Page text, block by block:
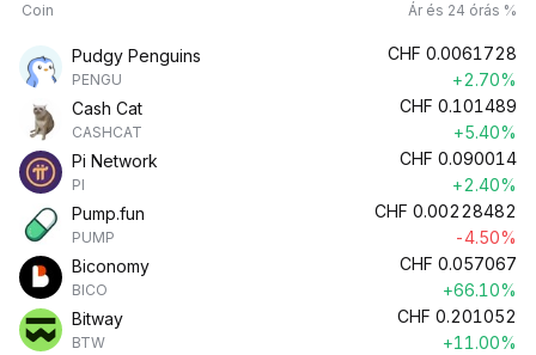
Coin Ár és 24 órás %
Pudgy Penguins
PENGU
CHF 0.0061728
+2.70%
Cash Cat
CASHCAT
CHF 0.101489
+5.40%
Pi Network
PI
CHF 0.090014
+2.40%
Pump.fun
PUMP
CHF 0.00228482
-4.50%
Biconomy
BICO
CHF 0.057067
+66.10%
Bitway
BTW
CHF 0.201052
+11.00%